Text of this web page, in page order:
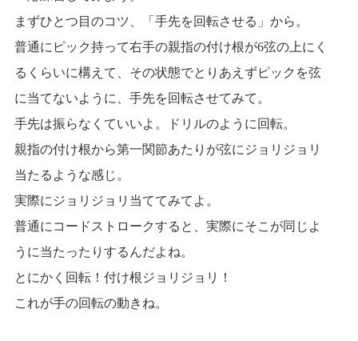
まずひとつ目のコツ、「手先を回転させる」から。
普通にピック持って右手の親指の付け根が6弦の上にく
るくらいに構えて、その状態でとりあえずピックを弦
に当てないように、手先を回転させてみて。
手先は振らなくていいよ。ドリルのように回転。
親指の付け根から第一関節あたりが弦にジョリジョリ
当たるような感じ。
実際にジョリジョリ当ててみてよ。
普通にコードストロークすると、実際にそこが同じよ
うに当たったりするんだよね。
とにかく回転！付け根ジョリジョリ！
これが手の回転の動きね。